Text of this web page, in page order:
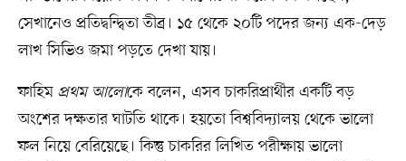
সেখানেও প্রতিদ্বন্দ্বিতা তীব্র। ১৫ থেকে ২০টি পদের জন্য এক-দেড়
লাখ সিভিও জমা পড়তে দেখা যায়।
ফাহিম প্রথম আলোকে বলেন, এসব চাকরিপ্রার্থীর একটি বড়
অংশের দক্ষতার ঘাটতি থাকে। হয়তো বিশ্ববিদ্যালয় থেকে ভালো
ফল নিয়ে বেরিয়েছে। কিন্তু চাকরির লিখিত পরীক্ষায় ভালো